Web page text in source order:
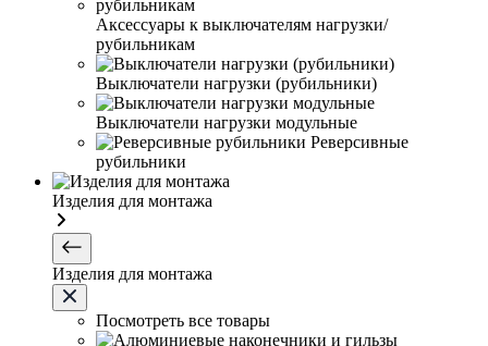
Аксессуары к выключателям нагрузки/
рубильникам
Выключатели нагрузки (рубильники)
Выключатели нагрузки модульные
Реверсивные
рубильники
Изделия для монтажа
Изделия для монтажа
Посмотреть все товары